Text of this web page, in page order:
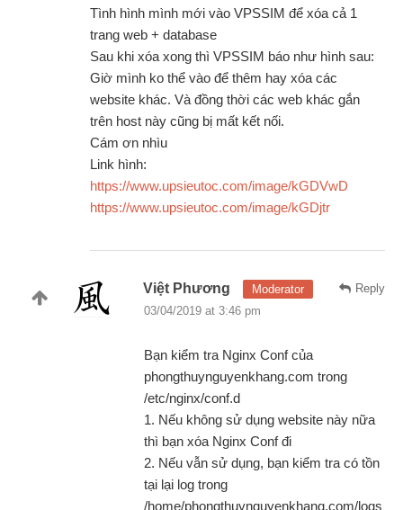
Tình hình mình mới vào VPSSIM để xóa cả 1
trang web + database
Sau khi xóa xong thì VPSSIM báo như hình sau:
Giờ mình ko thể vào để thêm hay xóa các
website khác. Và đồng thời các web khác gắn
trên host này cũng bị mất kết nối.
Cám ơn nhìu
Link hình:
https://www.upsieutoc.com/image/kGDVwD
https://www.upsieutoc.com/image/kGDjtr
Reply
Việt Phương
Moderator
03/04/2019 at 3:46 pm
Bạn kiểm tra Nginx Conf của
phongthuynguyenkhang.com trong
/etc/nginx/conf.d
1. Nếu không sử dụng website này nữa
thì bạn xóa Nginx Conf đi
2. Nếu vẫn sử dụng, bạn kiểm tra có tồn
tại lại log trong
/home/phongthuynguyenkhang.com/logs